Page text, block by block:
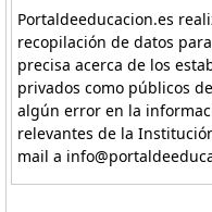
Portaldeeducacion.es
recopilación de datos
precisa acerca de los
privados como públicos
algún error en la
relevantes de la
mail a